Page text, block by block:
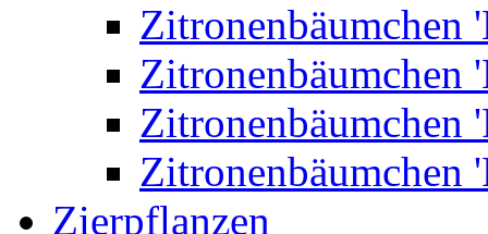
Zitronenbäumchen
Zitronenbäumchen
Zitronenbäumchen
Zitronenbäumchen
Zierpflanzen